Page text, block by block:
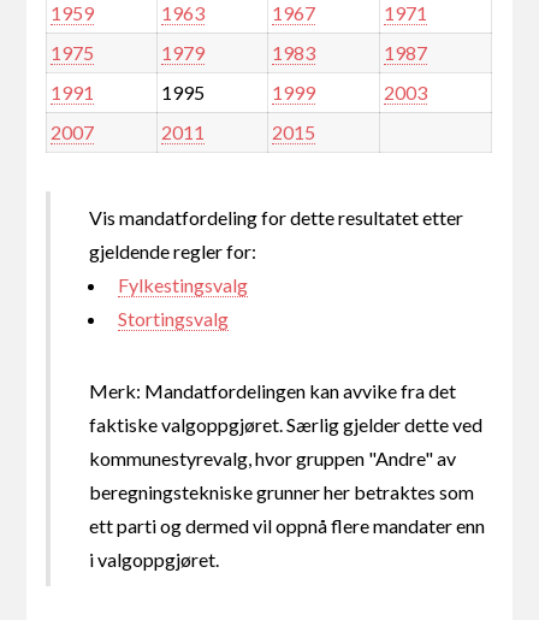
1959
1963 1967
1971
1975
1979 1983
1987
1991
1995 1999
2003
2007
2011 2015
Vis mandatfordeling for dette resultatet etter
gjeldende regler for:
Fylkestingsvalg
Stortingsvalg
Merk: Mandatfordelingen kan avvike fra det
faktiske valgoppgjøret. Særlig gjelder dette ved
kommunestyrevalg, hvor gruppen "Andre" av
beregningstekniske grunner her betraktes som
ett parti og dermed vil oppnå flere mandater enn
i valgoppgjøret.